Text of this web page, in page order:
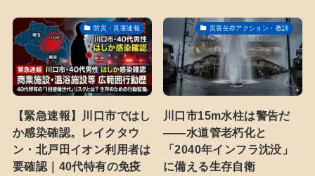
防災・災害速報
【緊急速報】川口市ではし
か感染確認。レイクタウ
ン・北戸田イオン利用者は
要確認｜40代特有の免疫
災害生存アクション・教訓
川口市15m水柱は警告だ
――水道管老朽化と
「2040年インフラ沈没」
に備える生存自衛